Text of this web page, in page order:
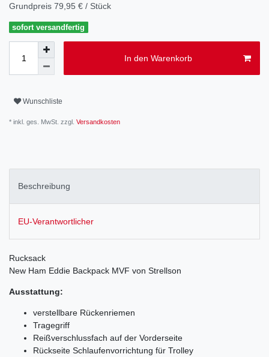
Grundpreis 79,95 € / Stück
sofort versandfertig
In den Warenkorb
Wunschliste
* inkl. ges. MwSt. zzgl. Versandkosten
Beschreibung
EU-Verantwortlicher
Rucksack
New Ham Eddie Backpack MVF von Strellson
Ausstattung:
verstellbare Rückenriemen
Tragegriff
Reißverschlussfach auf der Vorderseite
Rückseite Schlaufenvorrichtung für Trolley